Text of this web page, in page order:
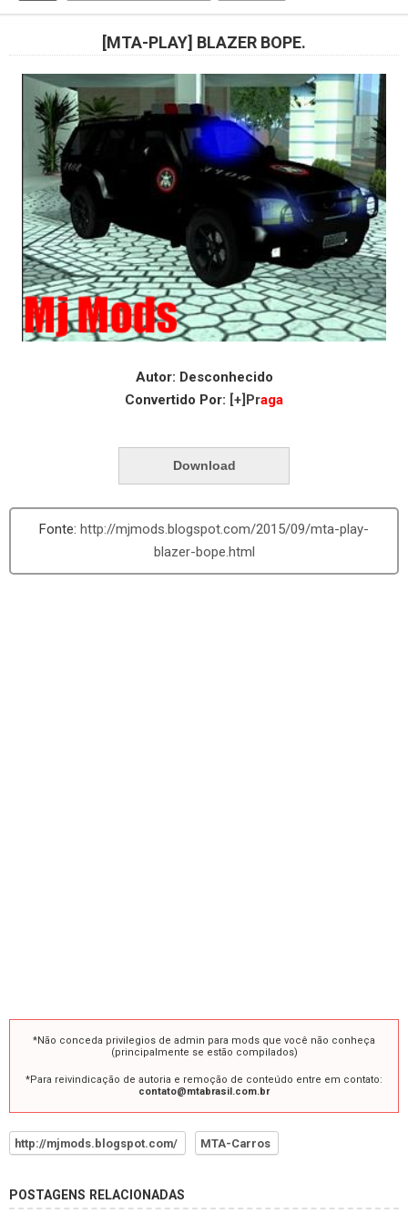
[MTA-PLAY] BLAZER BOPE.
Autor: Desconhecido
Convertido Por: [+]Praga
Download
http://mjmods.blogspot.com/2015/09/mta-play-
blazer-bope.html
*Não conceda privilegios de admin para mods que você não conheça
(principalmente se estão compilados)
*Para reivindicação de autoria e remoção de conteúdo entre em contato:
contato@mtabrasil.com.br
http://mjmods.blogspot.com/ MTA-Carros
POSTAGENS RELACIONADAS